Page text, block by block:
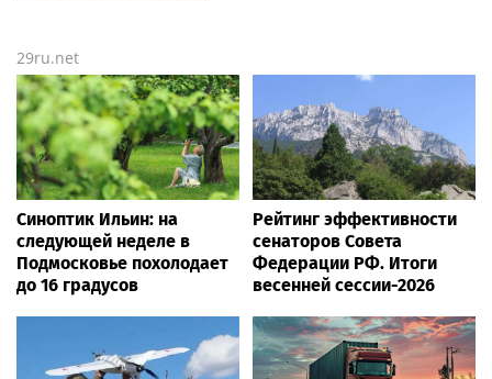
29ru.net
Синоптик Ильин: на
следующей неделе в
Подмосковье похолодает
до 16 градусов
Рейтинг эффективности
сенаторов Совета
Федерации РФ. Итоги
весенней сессии-2026